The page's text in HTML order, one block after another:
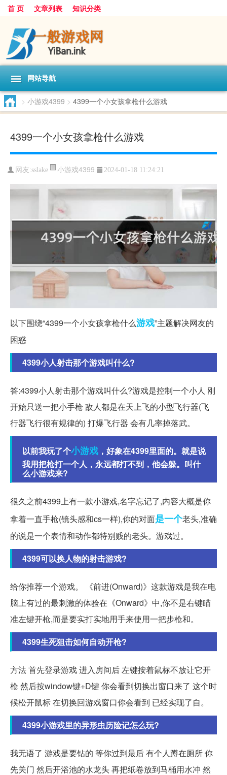
首 页 文章列表 知识分类
网站导航
> 小游戏4399 > 4399一个小女孩拿枪什么游戏
4399一个小女孩拿枪什么游戏
网友:sslake 小游戏4399 2024-01-18 11:24:21
以下围绕“4399一个小女孩拿枪什么游戏”主题解决网友的
困惑
4399小人射击那个游戏叫什么?
答:4399小人射击那个游戏叫什么?游戏是控制一个小人 刚
开始只送一把小手枪 敌人都是在天上飞的小型飞行器(飞
行器飞行很有规律的) 打爆飞行器 会有几率掉落武。
以前我玩了个小游戏 ，好象在4399里面的。就是说
我用把枪打一个人，永远都打不到，他会躲。叫什
么小游戏来?
很久之前4399上有一款小游戏,名字忘记了,内容大概是你
拿着一直手枪(镜头感和cs一样),你的对面是一个老头,准确
的说是一个表情和动作都特别贱的老头。游戏过。
4399可以换人物的射击游戏?
给你推荐一个游戏。 《前进(Onward)》这款游戏是我在电
脑上有过的最刺激的体验在《Onward》中,你不是右键瞄
准左键开枪,而是要实打实地用手来使用一把步枪和。
4399生死狙击如何自动开枪?
方法 首先登录游戏 进入房间后 左键按着鼠标不放让它开
枪 然后按window键+D键 你会看到切换出窗口来了 这个时
候松开鼠标 在切换回游戏窗口你会看到 已经实现了自。
4399小游戏里的异形虫历险记怎么玩?
我无语了 游戏是要钻的 等你过到最后 有个人蹲在厕所 你
先关门 然后开浴池的水龙头 再把纸卷放到马桶用水冲 然